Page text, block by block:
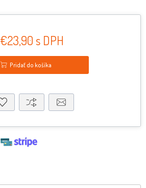
€23,90 s DPH
Pridať do košíka